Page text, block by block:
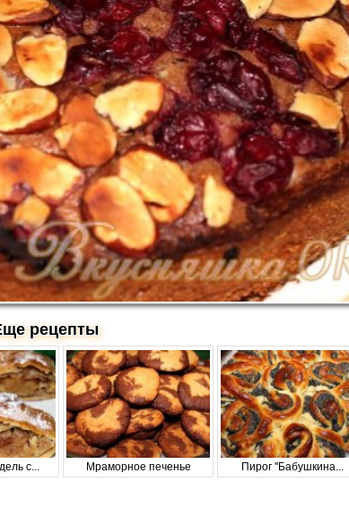
рецепты
с... Мраморное печенье Пирог ''Бабушкина...